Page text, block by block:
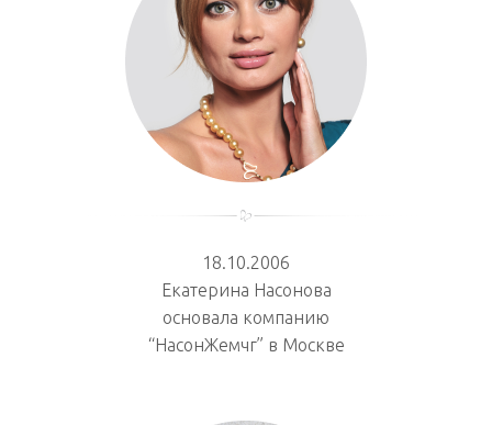
18.10.2006
Екатерина Насонова
основала компанию
“НасонЖемчг” в Москве